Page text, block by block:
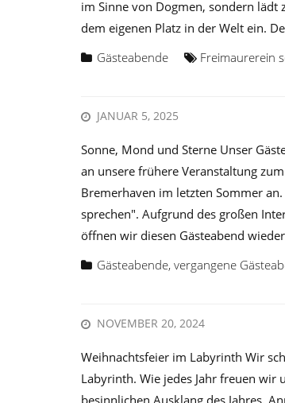
im Sinne von Dogmen, sondern
dem eigenen Platz in der Welt ein.
Gästeabende
Freimaurerein
JANUAR 5, 2025
Sonne, Mond und Sterne Unser
an unsere frühere Veranstaltung
Bremerhaven im letzten Sommer
sprechen". Aufgrund des großen
öffnen wir diesen Gästeabend
Gästeabende, vergangene
NOVEMBER 20, 2024
Weihnachtsfeier im Labyrinth Wir
Labyrinth. Wie jedes Jahr freuen wir
besinnlichen Ausklang des Jahres.